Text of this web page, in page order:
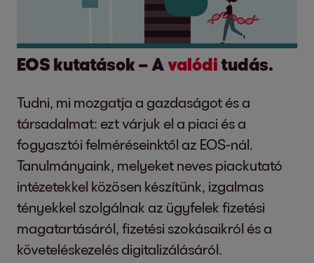
EOS kutatások – Avalóditudás.
Tudni, mi mozgatja a gazdaságot és a
társadalmat: ezt várjuk el a piaci és a
fogyasztói felméréseinktől az EOS-nál.
Tanulmányaink, melyeket neves piackutató
intézetekkel közösen készítünk, izgalmas
tényekkel szolgálnak az ügyfelek fizetési
magatartásáról, fizetési szokásaikról és a
követeléskezelés digitalizálásáról.